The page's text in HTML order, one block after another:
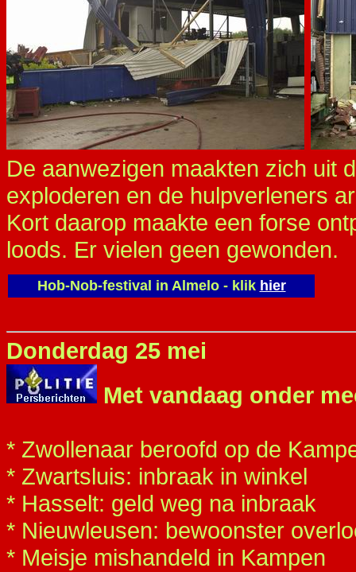
De aanwezigen maakten zich uit
exploderen en de hulpverleners
Kort daarop maakte een forse
loods. Er vielen geen gewonden.
Hob-Nob-festival in Almelo - klik hier
Donderdag 25 mei
Met vandaag onder
* Zwollenaar beroofd op de
* Zwartsluis: inbraak in winkel
* Hasselt: geld weg na inbraak
* Nieuwleusen: bewoonster
* Meisje mishandeld in Kampen